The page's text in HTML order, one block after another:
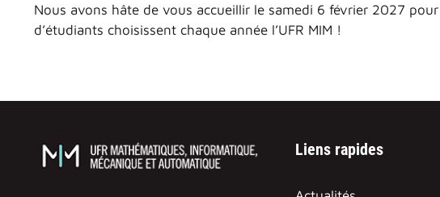
Nous avons hâte de vous accueillir le samedi 6 février 2027
d’étudiants choisissent chaque année l’UFR MIM !
Liens rapides